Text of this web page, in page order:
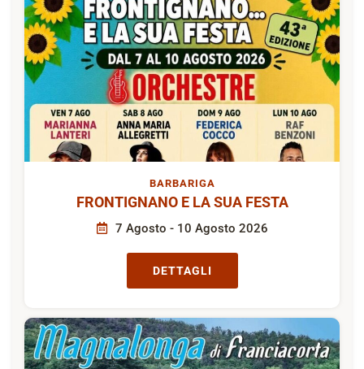
BARBARIGA
FRONTIGNANO E LA SUA FESTA
7 Agosto - 10 Agosto 2026
DETTAGLI